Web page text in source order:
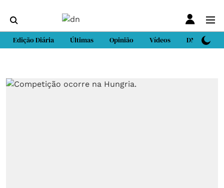
Edição Diária Últimas Opinião Vídeos DN Sport